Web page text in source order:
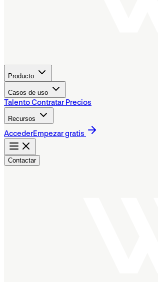
Producto
Casos de uso
TalentoContratar Precios
Recursos
AccederEmpezar gratis
Contactar